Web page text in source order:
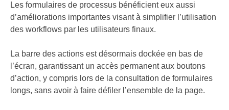
Les formulaires de processus bénéficient eux aussi
d’améliorations importantes visant à simplifier l’utilisation
des workflows par les utilisateurs finaux.
La barre des actions est désormais dockée en bas de
l’écran, garantissant un accès permanent aux boutons
d’action, y compris lors de la consultation de formulaires
longs, sans avoir à faire défiler l’ensemble de la page.